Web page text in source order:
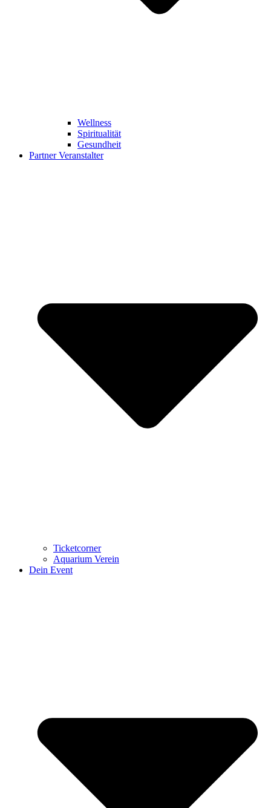
Wellness
Spiritualität
Gesundheit
Partner Veranstalter
Ticketcorner
Aquarium Verein
Dein Event